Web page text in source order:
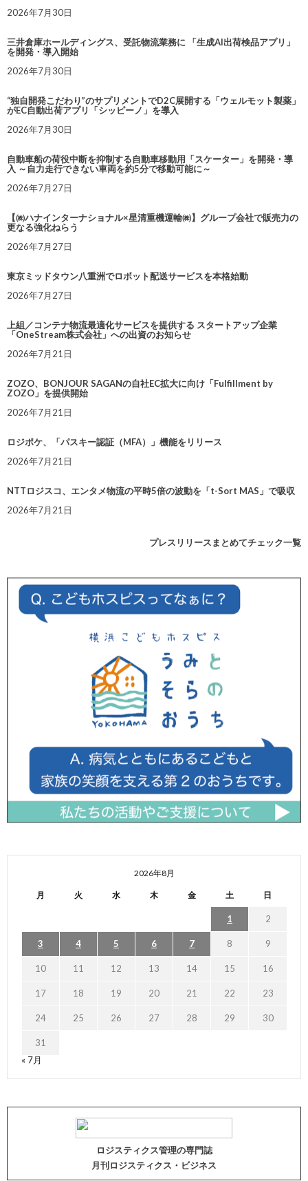
2026年7月30日
三井倉庫ホールディングス、受託物流業務に 「生成AI出荷検品アプリ」
を開発・導入開始
2026年7月30日
“独自開発こだわり”のサプリメントでD2C展開する「ウェルモット製薬」
がEC自動出荷アプリ「シッピーノ」を導入
2026年7月30日
自動車船の荷役中断を抑制する自動車移動用「スケーター」を開発・導
入 ～自力走行できない車両を約5分で移動可能に～
2026年7月27日
【㈱ハナインターナショナル×星清重機運輸㈱】グループ会社で販売力の
更なる強化ねらう
2026年7月27日
東京ミッドタウン八重洲でロボット配送サービスを本格始動
2026年7月27日
上組／コンテナ物流最適化サービスを提供する スタートアップ企業
「OneStream株式会社」への出資のお知らせ
2026年7月21日
ZOZO、BONJOUR SAGANの自社EC拡大に向け「Fulfillment by
ZOZO」を提供開始
2026年7月21日
ロジポケ、「パスキー認証（MFA）」機能をリリース
2026年7月21日
NTTロジスコ、エンタメ物流の平時5倍の波動を「t-Sort MAS」で吸収
2026年7月21日
プレスリリースまとめてチェック一覧
2026年8月
月 火 水 木 金 土 日
1 2
3 4 5 6 7 8 9
10 11 12 13 14 15 16
17 18 19 20 21 22 23
24 25 26 27 28 29 30
31
« 7月
ロジスティクス管理の専門誌
月刊ロジスティクス・ビジネス